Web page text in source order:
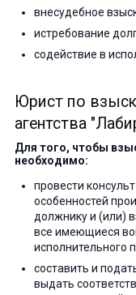
внесудебное
истребование
содействие в
Юрист по
агентства
Для того, чтобы
необходимо:
провести
особенностей
должнику и (или)
все имеющиеся
исполнительного
составить и
выдать